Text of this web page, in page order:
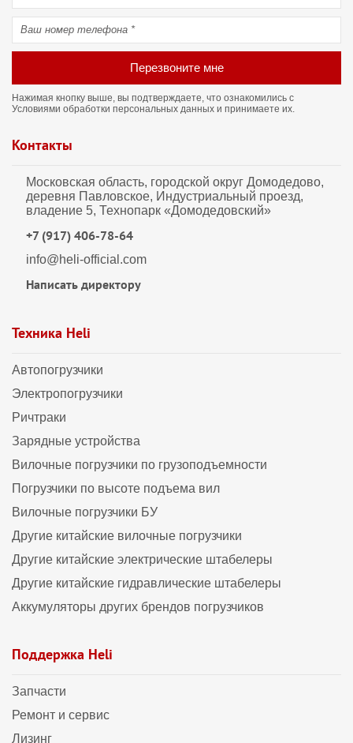
Перезвоните мне
Нажимая кнопку выше, вы подтверждаете, что ознакомились с
Условиями обработки персональных данных и принимаете их.
Контакты
Московская область, городской округ Домодедово,
деревня Павловское, Индустриальный проезд,
владение 5, Технопарк «Домодедовский»
+7 (917) 406-78-64
info@heli-official.com
Написать директору
Техника Heli
Автопогрузчики
Электропогрузчики
Ричтраки
Зарядные устройства
Вилочные погрузчики по грузоподъемности
Погрузчики по высоте подъема вил
Вилочные погрузчики БУ
Другие китайские вилочные погрузчики
Другие китайские электрические штабелеры
Другие китайские гидравлические штабелеры
Аккумуляторы других брендов погрузчиков
Поддержка Heli
Запчасти
Ремонт и сервис
Лизинг